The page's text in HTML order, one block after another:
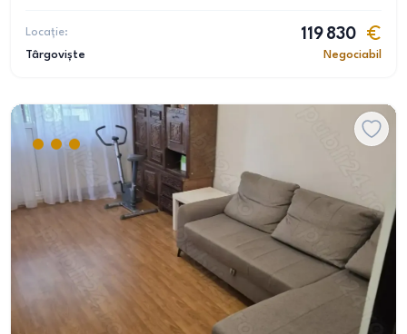
Locație:
Târgoviște
119 830
Negociabil